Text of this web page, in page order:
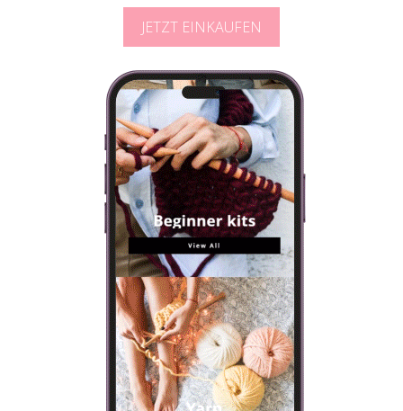
JETZT EINKAUFEN